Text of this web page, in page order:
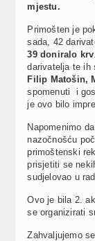
mjestu.
Primošten je
sada, 42
39 doniralo krv
darivatelja te ih
Filip Matošin‚
spomenuti i
je ovo bilo
Napomenimo
nazočnošću
primoštenski
prisjetiti se
sudjelovao u
Ovo je bila 2.
se organizirati
Zahvaljujemo